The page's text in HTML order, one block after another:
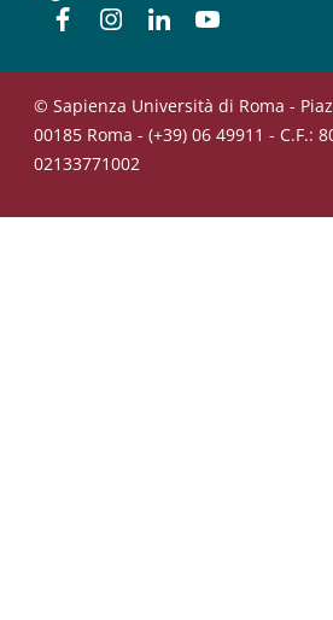
FacebookInstagram
Linkedin
© Sapienza Università di Roma -
00185 Roma - (+39) 06 49911 - C.F.:
02133771002